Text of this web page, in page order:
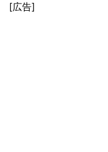
[広告]